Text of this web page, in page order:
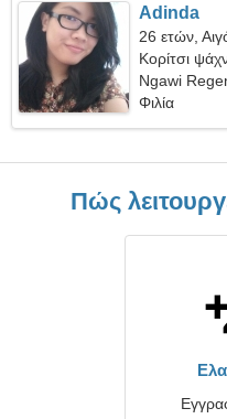
Adinda
26 ετών,
Κορίτσι
Ngawi
Φιλία
Πώς